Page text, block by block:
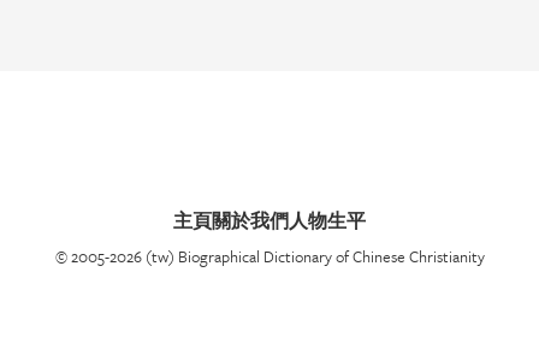
主頁關於我們人物生平
© 2005-2026 (tw) Biographical Dictionary of Chinese Christianity